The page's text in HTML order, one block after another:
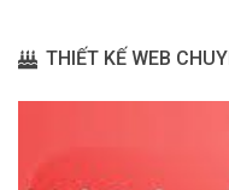
THIẾT KẾ WEB